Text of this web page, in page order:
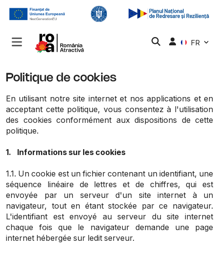
FR
Politique de cookies
En utilisant notre site internet et nos applications et en
acceptant cette politique, vous consentez à l'utilisation
des cookies conformément aux dispositions de cette
politique.
1. Informations sur les cookies
1.1. Un cookie est un fichier contenant un identifiant, une
séquence linéaire de lettres et de chiffres, qui est
envoyée par un serveur d'un site internet à un
navigateur, tout en étant stockée par ce navigateur.
L'identifiant est envoyé au serveur du site internet
chaque fois que le navigateur demande une page
internet hébergée sur ledit serveur.